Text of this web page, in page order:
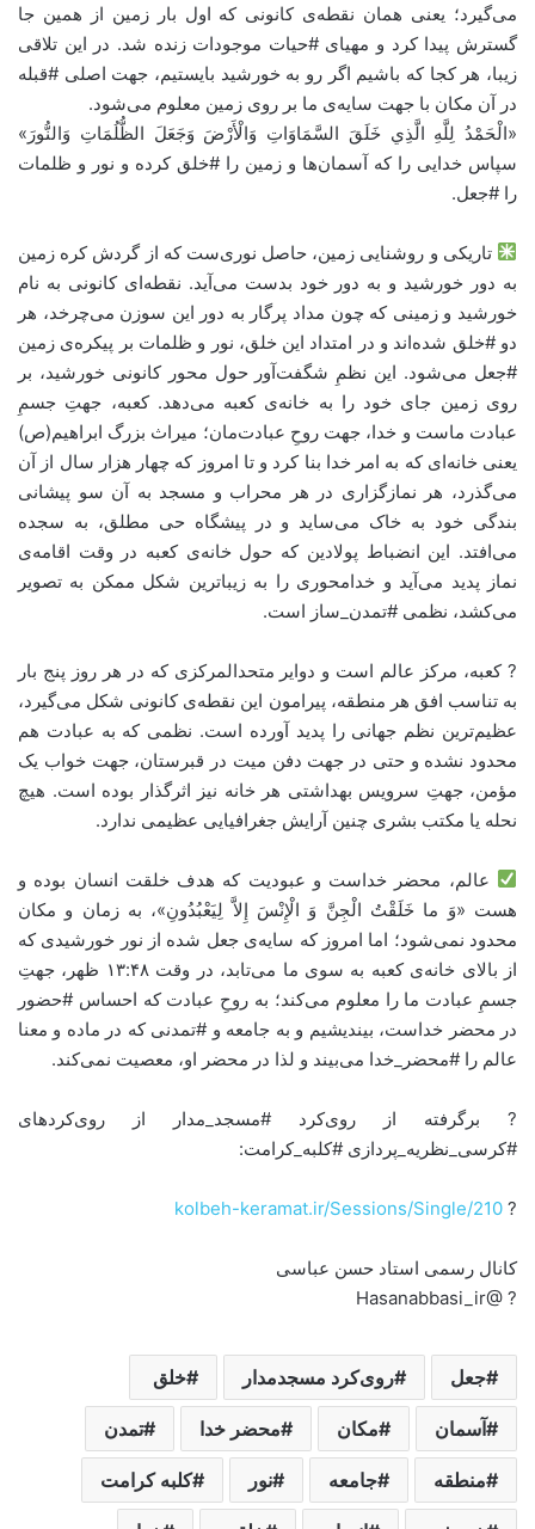
می‌گیرد؛ یعنی همان نقطه‌ی کانونی که اول بار زمین از همین جا
گسترش پیدا کرد و مهیای #حیات موجودات زنده شد. در این تلاقی
زیبا، هر کجا که باشیم اگر رو به خورشید بایستیم، جهت اصلی #قبله
در آن مکان با جهت سایه‌ی ما بر روی زمین معلوم می‌شود.
«الْحَمْدُ لِلَّهِ الَّذِي خَلَقَ السَّمَاوَاتِ وَالْأَرْضَ وَجَعَلَ الظُّلُمَاتِ وَالنُّورَ»
سپاس خدایی را که آسمان‌ها و زمین را #خلق کرده و نور و ظلمات
را #جعل.
تاریکی و روشنایی زمین، حاصل نوری‌ست که از گردش کره زمین
به دور خورشید و به دور خود بدست می‌آید. نقطه‌ای کانونی به نام
خورشید و زمینی که چون مداد پرگار به دور این سوزن می‌چرخد، هر
دو #خلق شده‌اند و در امتداد این خلق، نور و ظلمات بر پیکره‌ی زمین
#جعل می‌شود. این نظمِ شگفت‌آور حول محور کانونی خورشید، بر
روی زمین جای خود را به خانه‌ی کعبه می‌دهد. کعبه، جهتِ جسمِ
عبادت ماست و خدا، جهت روحِ عبادت‌مان؛ میراث بزرگ ابراهیم(ص)
یعنی خانه‌ای که به امر خدا بنا کرد و تا امروز که چهار هزار سال از آن
می‌گذرد، هر نمازگزاری در هر محراب و مسجد به آن سو پیشانی
بندگی خود به خاک می‌ساید و در پیشگاه حی مطلق، به سجده
می‌افتد. این انضباط پولادین که حول خانه‌ی کعبه در وقت اقامه‌ی
نماز پدید می‌آید و خدامحوری را به زیباترین شکل ممکن به تصویر
می‌کشد، نظمی #تمدن_ساز است.
? کعبه، مرکز عالم است و دوایر متحدالمرکزی که در هر روز پنج بار
به تناسب افق هر منطقه، پیرامون این نقطه‌ی کانونی شکل می‌گیرد،
عظیم‌ترین نظم جهانی را پدید آورده است. نظمی که به عبادت هم
محدود نشده و حتی در جهت دفن میت در قبرستان، جهت خواب یک
مؤمن، جهتِ سرویس بهداشتی هر خانه نیز اثرگذار بوده است. هیچ
نحله یا مکتب بشری چنین آرایش جغرافیایی عظیمی ندارد.
عالم، محضر خداست و عبودیت که هدف خلقت انسان بوده و
هست «وَ ما خَلَقْتُ الْجِنَّ وَ الْإِنْسَ إِلاَّ لِيَعْبُدُونِ»، به زمان و مکان
محدود نمی‌شود؛ اما امروز که سایه‌ی جعل شده از نور خورشیدی که
از بالای خانه‌ی کعبه به سوی ما می‌تابد، در وقت ۱۳:۴۸ ظهر، جهتِ
جسمِ عبادت ما را معلوم می‌کند؛ به روحِ عبادت که احساس #حضور
در محضر خداست، بیندیشیم و به جامعه و #تمدنی که در ماده و معنا
عالم را #محضر_خدا می‌بیند و لذا در محضر او، معصیت نمی‌کند.
? برگرفته از روی‌کرد #مسجد_مدار از روی‌کردهای
#کرسی_نظریه_پردازی #کلبه_کرامت:
?
kolbeh-keramat.ir/Sessions/Single/210
کانال رسمی استاد حسن عباسی
? @Hasanabbasi_ir
جعل‌ روی‌کرد مسجدمدار خلق ‌
آسمان مکان محضر خدا تمدن
منطقه جامعه نور کلبه کرامت